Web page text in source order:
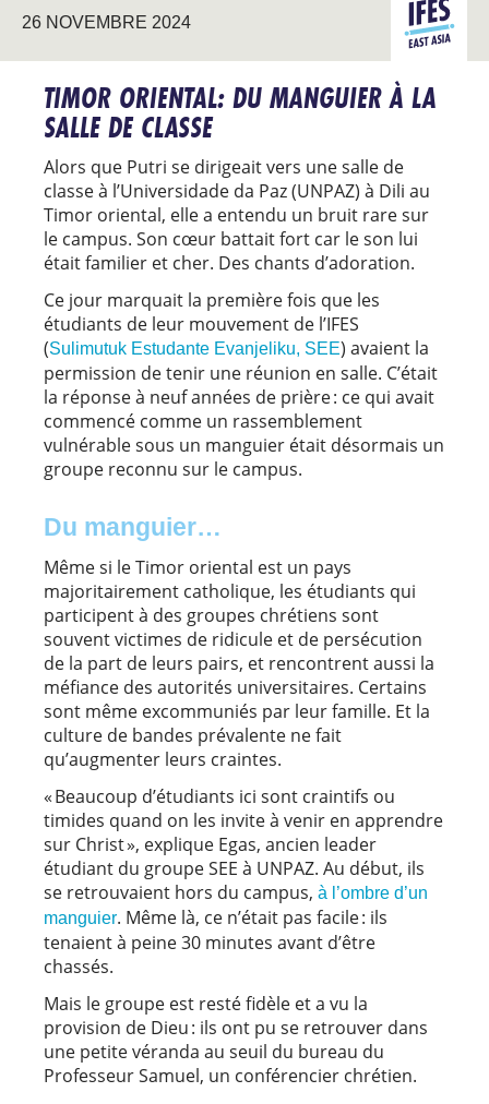
26 NOVEMBRE 2024
ASIE DE
L’EST
TIMOR ORIENTAL: DU MANGUIER À LA
SALLE DE CLASSE
Alors que Putri se dirigeait vers une salle de
classe à l’Universidade da Paz (UNPAZ) à Dili au
Timor oriental, elle a entendu un bruit rare sur
le campus. Son cœur battait fort car le son lui
était familier et cher. Des chants d’adoration.
Ce jour marquait la première fois que les
étudiants de leur mouvement de l’IFES
(Sulimutuk Estudante Evanjeliku, SEE) avaient la
permission de tenir une réunion en salle. C’était
la réponse à neuf années de prière : ce qui avait
commencé comme un rassemblement
vulnérable sous un manguier était désormais un
groupe reconnu sur le campus.
Du manguier…
Même si le Timor oriental est un pays
majoritairement catholique, les étudiants qui
participent à des groupes chrétiens sont
souvent victimes de ridicule et de persécution
de la part de leurs pairs, et rencontrent aussi la
méfiance des autorités universitaires. Certains
sont même excommuniés par leur famille. Et la
culture de bandes prévalente ne fait
qu’augmenter leurs craintes.
« Beaucoup d’étudiants ici sont craintifs ou
timides quand on les invite à venir en apprendre
sur Christ », explique Egas, ancien leader
étudiant du groupe SEE à UNPAZ. Au début, ils
se retrouvaient hors du campus, à l’ombre d’un
manguier. Même là, ce n’était pas facile : ils
tenaient à peine 30 minutes avant d’être
chassés.
Mais le groupe est resté fidèle et a vu la
provision de Dieu : ils ont pu se retrouver dans
une petite véranda au seuil du bureau du
Professeur Samuel, un conférencier chrétien.